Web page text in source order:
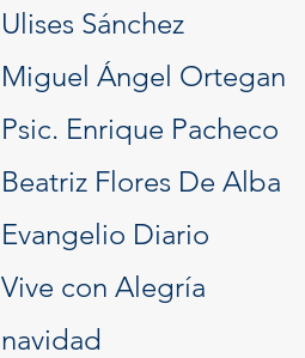
Ulises Sánchez
Miguel Ángel Ortegan
Psic. Enrique Pacheco
Beatriz Flores De Alba
Evangelio Diario
Vive con Alegría
navidad